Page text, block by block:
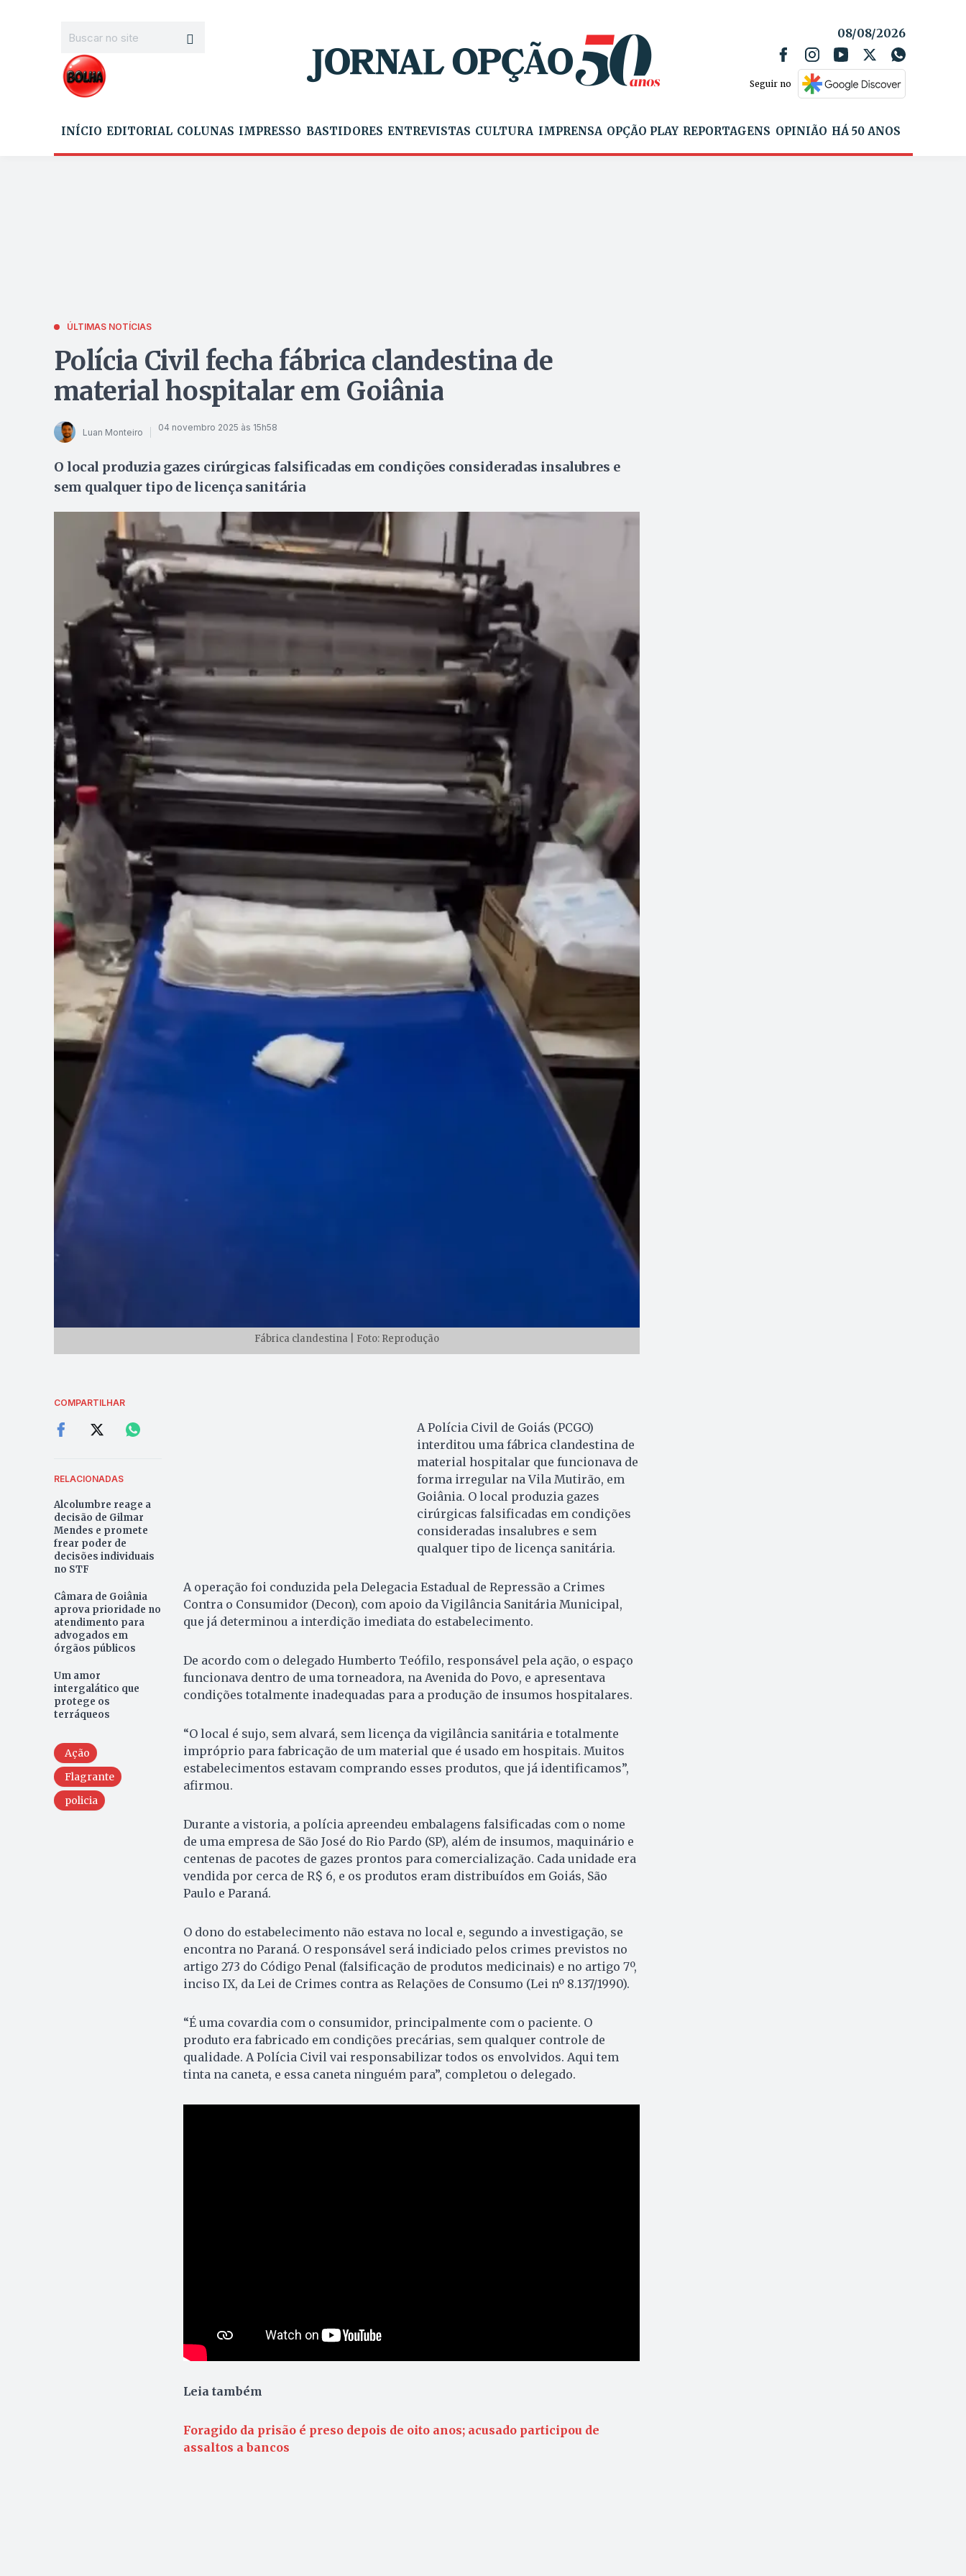
08/08/2026
Seguir no
INÍCIO EDITORIAL COLUNAS IMPRESSO BASTIDORES ENTREVISTAS CULTURA IMPRENSA OPÇÃO PLAY REPORTAGENS OPINIÃO HÁ 50 ANOS
ÚLTIMAS NOTÍCIAS
Polícia Civil fecha fábrica clandestina de
material hospitalar em Goiânia
Luan Monteiro 04 novembro 2025 às 15h58
O local produzia gazes cirúrgicas falsificadas em condições consideradas insalubres e
sem qualquer tipo de licença sanitária
Fábrica clandestina | Foto: Reprodução
COMPARTILHAR
RELACIONADAS
Alcolumbre reage a
decisão de Gilmar
Mendes e promete
frear poder de
decisões individuais
no STF
Câmara de Goiânia
aprova prioridade no
atendimento para
advogados em
órgãos públicos
Um amor
intergalático que
protege os
terráqueos
Ação
Flagrante
policia
A Polícia Civil de Goiás (PCGO)
interditou uma fábrica clandestina de
material hospitalar que funcionava de
forma irregular na Vila Mutirão, em
Goiânia. O local produzia gazes
cirúrgicas falsificadas em condições
consideradas insalubres e sem
qualquer tipo de licença sanitária.
A operação foi conduzida pela Delegacia Estadual de Repressão a Crimes
Contra o Consumidor (Decon), com apoio da Vigilância Sanitária Municipal,
que já determinou a interdição imediata do estabelecimento.
De acordo com o delegado Humberto Teófilo, responsável pela ação, o espaço
funcionava dentro de uma torneadora, na Avenida do Povo, e apresentava
condições totalmente inadequadas para a produção de insumos hospitalares.
“O local é sujo, sem alvará, sem licença da vigilância sanitária e totalmente
impróprio para fabricação de um material que é usado em hospitais. Muitos
estabelecimentos estavam comprando esses produtos, que já identificamos”,
afirmou.
Durante a vistoria, a polícia apreendeu embalagens falsificadas com o nome
de uma empresa de São José do Rio Pardo (SP), além de insumos, maquinário e
centenas de pacotes de gazes prontos para comercialização. Cada unidade era
vendida por cerca de R$ 6, e os produtos eram distribuídos em Goiás, São
Paulo e Paraná.
O dono do estabelecimento não estava no local e, segundo a investigação, se
encontra no Paraná. O responsável será indiciado pelos crimes previstos no
artigo 273 do Código Penal (falsificação de produtos medicinais) e no artigo 7º,
inciso IX, da Lei de Crimes contra as Relações de Consumo (Lei nº 8.137/1990).
“É uma covardia com o consumidor, principalmente com o paciente. O
produto era fabricado em condições precárias, sem qualquer controle de
qualidade. A Polícia Civil vai responsabilizar todos os envolvidos. Aqui tem
tinta na caneta, e essa caneta ninguém para”, completou o delegado.
Leia também
Foragido da prisão é preso depois de oito anos; acusado participou de
assaltos a bancos